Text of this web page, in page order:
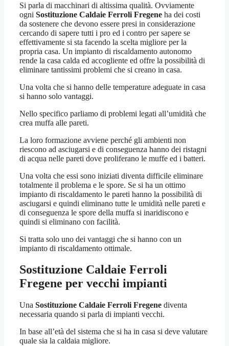
Si parla di macchinari di altissima qualità. Ovviamente
ogni Sostituzione Caldaie Ferroli Fregene ha dei costi
da sostenere che devono essere presi in considerazione
cercando di sapere tutti i pro ed i contro per sapere se
effettivamente si sta facendo la scelta migliore per la
propria casa. Un impianto di riscaldamento autonomo
rende la casa calda ed accogliente ed offre la possibilità di
eliminare tantissimi problemi che si creano in casa.
Una volta che si hanno delle temperature adeguate in casa
si hanno solo vantaggi.
Nello specifico parliamo di problemi legati all’umidità che
crea muffa alle pareti.
La loro formazione avviene perché gli ambienti non
riescono ad asciugarsi e di conseguenza hanno dei ristagni
di acqua nelle pareti dove proliferano le muffe ed i batteri.
Una volta che essi sono iniziati diventa difficile eliminare
totalmente il problema e le spore. Se si ha un ottimo
impianto di riscaldamento le pareti hanno la possibilità di
asciugarsi e quindi eliminano tutte le umidità nelle pareti e
di conseguenza le spore della muffa si inaridiscono e
quindi si eliminano con facilità.
Si tratta solo uno dei vantaggi che si hanno con un
impianto di riscaldamento ottimale.
Sostituzione Caldaie Ferroli
Fregene per vecchi impianti
Una Sostituzione Caldaie Ferroli Fregene diventa
necessaria quando si parla di impianti vecchi.
In base all’età del sistema che si ha in casa si deve valutare
quale sia la caldaia migliore.